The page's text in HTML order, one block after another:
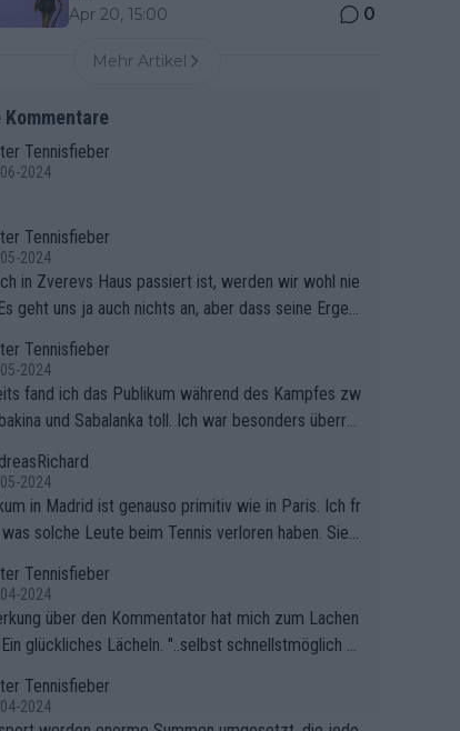
Apr 20, 15:00 0
Mehr Artikel
Tennisfieber
2024
Tennisfieber
2024
in Zverevs Haus passiert ist, werden wir wohl nie
geht uns ja auch nichts an, aber dass seine Ergeb
Tennisfieber
2024
fand ich das Publikum während des Kampfes zw
und Sabalanka toll. Ich war besonders überras
2024
in Madrid ist genauso primitiv wie in Paris. Ich fr
solche Leute beim Tennis verloren haben. Sie s
Tennisfieber
2024
über den Kommentator hat mich zum Lachen
glückliches Lächeln. "..selbst schnellstmöglich na
Tennisfieber
2024